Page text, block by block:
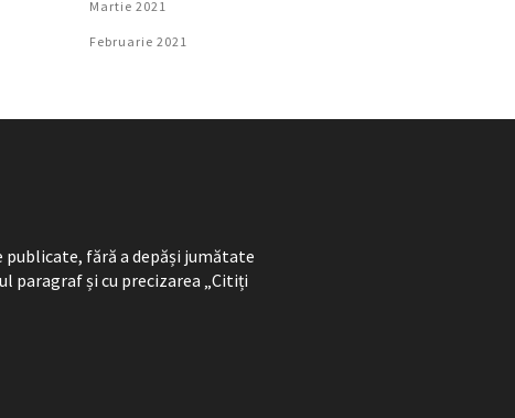
Martie 2021
Februarie 2021
fără a depăși jumătate
paragraf și cu precizarea „Citiți